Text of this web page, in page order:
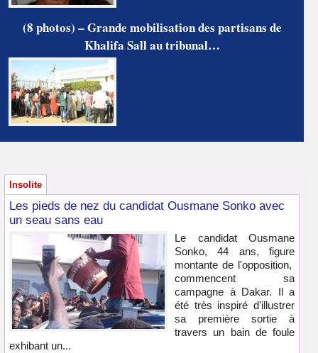
(8 photos) – Grande mobilisation des partisans de
Khalifa Sall au tribunal…
Insolite
Les pieds de nez du candidat Ousmane Sonko avec
un seau sans eau
Le candidat Ousmane
Sonko, 44 ans, figure
montante de l'opposition,
commencent sa
campagne à Dakar. Il a
été très inspiré d'illustrer
sa première sortie à
travers un bain de foule
exhibant un...